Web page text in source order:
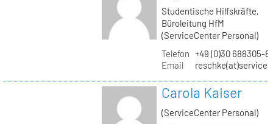
Studentische Hilfskräfte,
Büroleitung HfM
(ServiceCenter Personal)
Telefon +49 (0)30 688305-
Email
Carola Kaiser
(ServiceCenter Personal)